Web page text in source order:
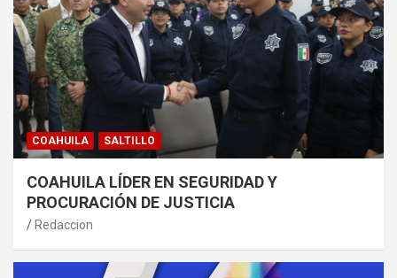
COAHUILA SALTILLO
COAHUILA LÍDER EN SEGURIDAD Y
PROCURACIÓN DE JUSTICIA
Redaccion